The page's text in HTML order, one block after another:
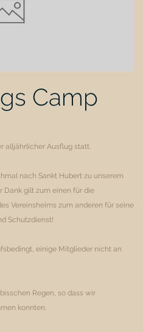
Camp
alljährlicher Ausflug statt.
nach Sankt Hubert zu unserem
Dank gilt zum einen für die
Vereinsheims zum anderen für seine
Schutzdienst!
einige Mitglieder nicht an
Regen, so dass wir
konnten.